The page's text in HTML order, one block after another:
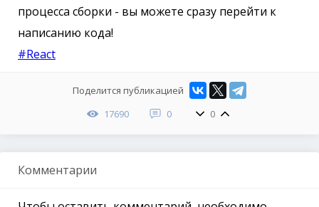
процесса сборки - вы можете сразу перейти к
написанию кода!
#React
Поделится публикацией
17690
0 0
Комментарии